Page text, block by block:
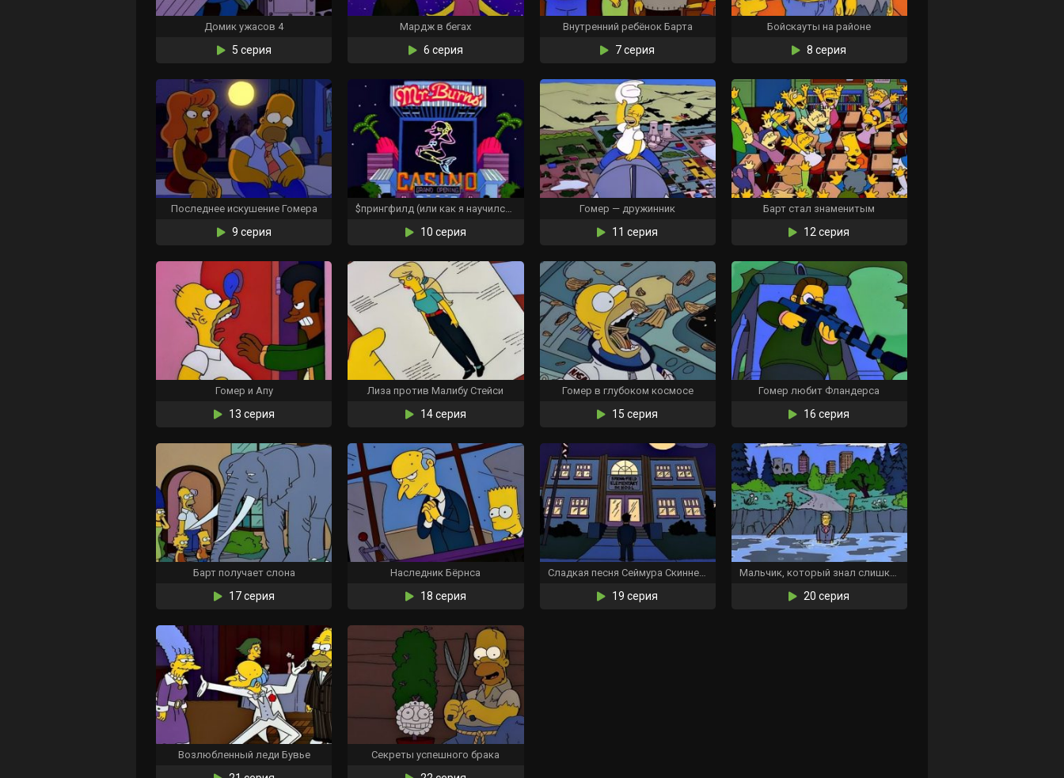
Домик ужасов 4
5 серия
Мардж в бегах
6 серия
Внутренний ребёнок Барта
7 серия
Бойскауты на районе
8 серия
Последнее искушение Гомера
9 серия 10 серия
Гомер — дружинник
11 серия
Барт стал знаменитым
12 серия
Гомер и Апу
13 серия
Лиза против Малибу Стейси
14 серия
Гомер в глубоком космосе
15 серия
Гомер любит Фландерса
16 серия
Барт получает слона
17 серия
Наследник Бёрнса
18 серия
Сладкая песня Сеймура Скиннера
19 серия 20 серия
Возлюбленный леди Бувье Секреты успешного брака